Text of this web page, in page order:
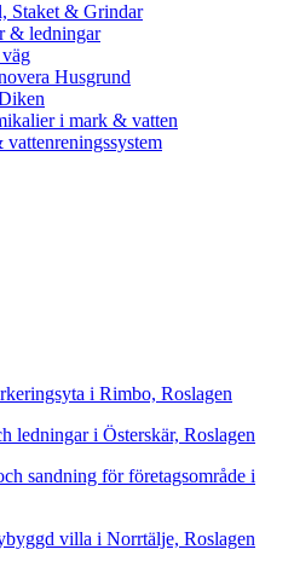
Staket & Grindar
& ledningar
Husgrund
i mark & vatten
i Rimbo, Roslagen
ledningar i Österskär, Roslagen
sandning för företagsområde i
villa i Norrtälje, Roslagen